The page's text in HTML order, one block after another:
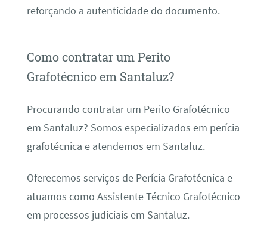
reforçando a autenticidade do documento.
Como contratar um Perito
Grafotécnico em Santaluz?
Procurando contratar um Perito Grafotécnico
em Santaluz? Somos especializados em perícia
grafotécnica e atendemos em Santaluz.
Oferecemos serviços de Perícia Grafotécnica e
atuamos como Assistente Técnico Grafotécnico
em processos judiciais em Santaluz.